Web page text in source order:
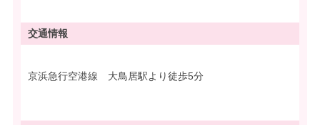
交通情報
京浜急行空港線 大鳥居駅より徒歩5分